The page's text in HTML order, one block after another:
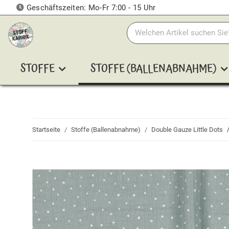
Geschäftszeiten: Mo-Fr 7:00 - 15 Uhr
STOFFE STOFFE (BALLENABNAHME)
Startseite Stoffe (Ballenabnahme) Double Gauze Little Dots